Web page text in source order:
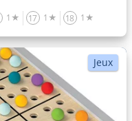
1★ 17 1★ 18 1★
Jeux